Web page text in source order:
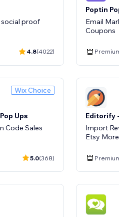
proof
4.8(4022)
Poptin
Email
Coupons
Wix Choice
Ups
Code Sales
5.0(368)
Editorify
Import
Etsy More